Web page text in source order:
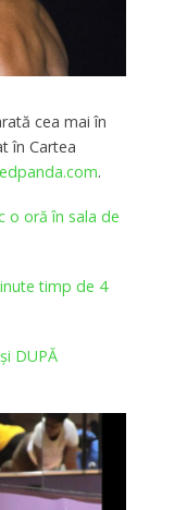
cea mai în
în Cartea
.
o oră în sala de
timp de 4
DUPĂ